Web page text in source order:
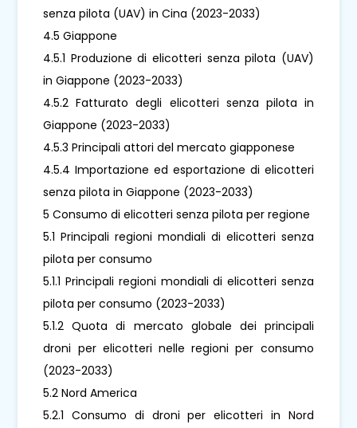
senza pilota (UAV) in Cina (2023-2033)
4.5 Giappone
4.5.1 Produzione di elicotteri senza pilota (UAV)
in Giappone (2023-2033)
4.5.2 Fatturato degli elicotteri senza pilota in
Giappone (2023-2033)
4.5.3 Principali attori del mercato giapponese
4.5.4 Importazione ed esportazione di elicotteri
senza pilota in Giappone (2023-2033)
5 Consumo di elicotteri senza pilota per regione
5.1 Principali regioni mondiali di elicotteri senza
pilota per consumo
5.1.1 Principali regioni mondiali di elicotteri senza
pilota per consumo (2023-2033)
5.1.2 Quota di mercato globale dei principali
droni per elicotteri nelle regioni per consumo
(2023-2033)
5.2 Nord America
5.2.1 Consumo di droni per elicotteri in Nord